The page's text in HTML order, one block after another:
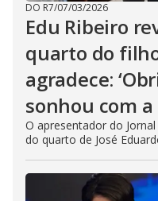
DO R7/07/03/2026
Edu Ribeiro
quarto do
agradece:
sonhou com a
O apresentador do
do quarto de José